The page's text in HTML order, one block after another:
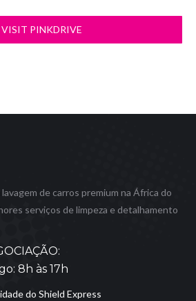
VISIT PINKDRIVE
de carros premium na África do
serviços de limpeza e detalhamento
8h às 17h
do Shield Express